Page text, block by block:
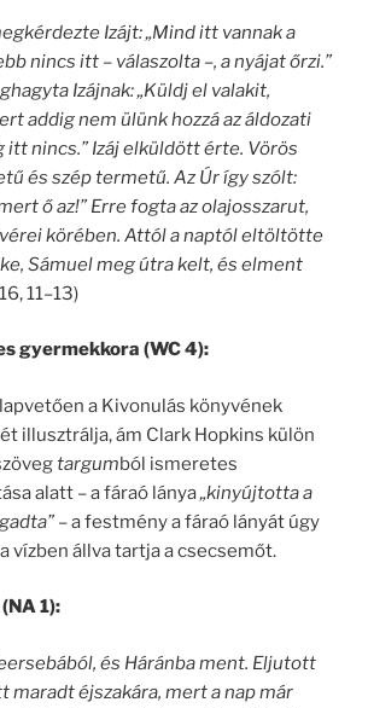
Izájt: „Mind itt vannak a
nincs itt – válaszolta –, a nyájat őrzi.”
Izájnak: „Küldj el valakit,
addig nem ülünk hozzá az áldozati
itt nincs.” Izáj elküldött érte. Vörös
és szép termetű. Az Úr így szólt:
ő az!” Erre fogta az olajosszarut,
körében. Attól a naptól eltöltötte
Sámuel meg útra kelt, és elment
11–13)
gyermekkora (WC 4):
a Kivonulás könyvének
illusztrálja, ám Clark Hopkins külön
targumból ismeretes
alatt – a fáraó lánya„kinyújtotta a
– a festmény a fáraó lányát úgy
vízben állva tartja a csecsemőt.
1):
és Háránba ment. Eljutott
maradt éjszakára, mert a nap már